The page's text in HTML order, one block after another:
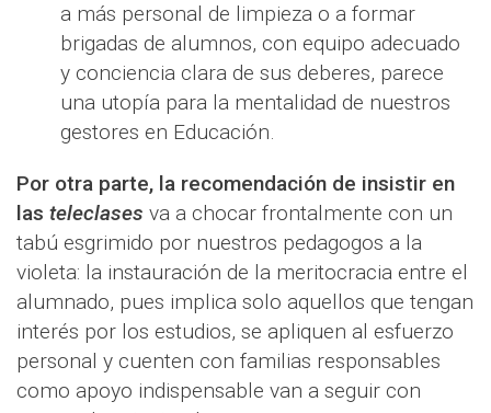
a más personal de limpieza o a formar
brigadas de alumnos, con equipo adecuado
y conciencia clara de sus deberes, parece
una utopía para la mentalidad de nuestros
gestores en Educación.
Por otra parte, la recomendación de insistir en
las teleclases va a chocar frontalmente con un
tabú esgrimido por nuestros pedagogos a la
violeta: la instauración de la meritocracia entre el
alumnado, pues implica solo aquellos que tengan
interés por los estudios, se apliquen al esfuerzo
personal y cuenten con familias responsables
como apoyo indispensable van a seguir con